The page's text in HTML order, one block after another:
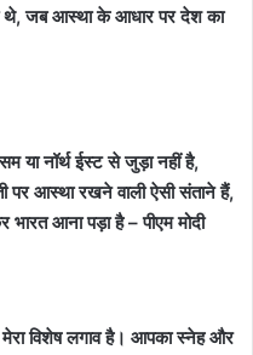
थे, जब आस्था के आधार पर देश का
या नॉर्थ ईस्ट से जुड़ा नहीं है,
पर आस्था रखने वाली ऐसी संताने हैं,
आना पड़ा है – पीएम मोदी
विशेष लगाव है। आपका स्नेह और